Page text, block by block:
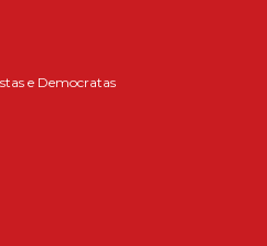
e Democratas